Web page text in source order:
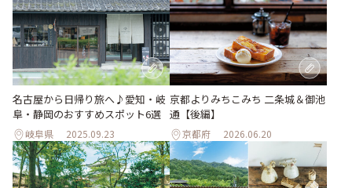
名古屋から日帰り旅へ♪愛知・岐
阜・静岡のおすすめスポット6選
岐阜県 2025.09.23
京都よりみちこみち 二条城＆御池
通【後編】
京都府 2026.06.20